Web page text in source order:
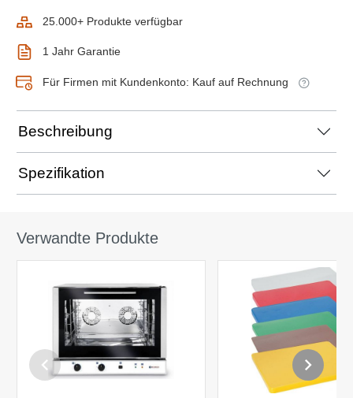
25.000+ Produkte verfügbar
1 Jahr Garantie
Für Firmen mit Kundenkonto: Kauf auf Rechnung
Beschreibung
Spezifikation
Verwandte Produkte